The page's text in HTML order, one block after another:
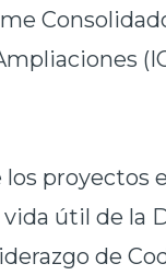
proyectos
útil de la
de